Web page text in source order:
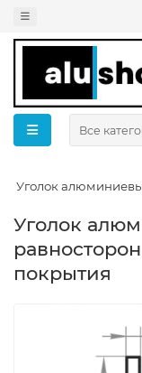
Все
Уголок
Уголок
покрытия